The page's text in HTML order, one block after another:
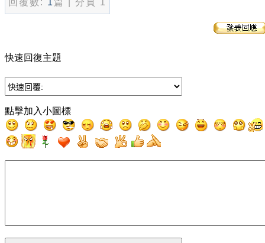
回覆數: 1篇 | 分頁 1
快速回復主題
點擊加入小圖標